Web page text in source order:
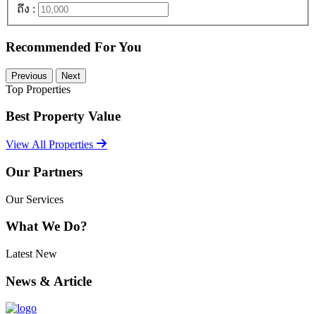
ถึง :
Recommended For You
Previous Next
Top Properties
Best Property Value
View All Properties
Our Partners
Our Services
What We Do?
Latest New
News & Article